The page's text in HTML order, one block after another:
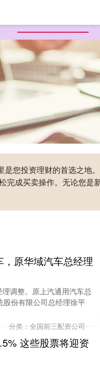
您投资理财的首选之地
成买卖操作。无论您
原华域汽车总经理
调整。原上汽通用汽车总
份有限公司总经理徐平
分类： 全国前三配资公司
这些股票将迎资